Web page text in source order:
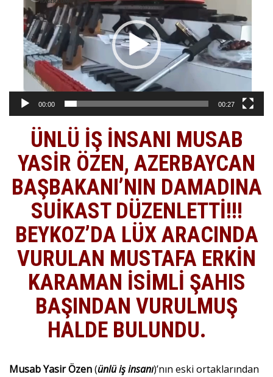
00:00 00:27
ÜNLÜ İŞ İNSANI MUSAB
YASİR ÖZEN, AZERBAYCAN
BAŞBAKANI’NIN DAMADINA
SUİKAST DÜZENLETTİ!!!
BEYKOZ’DA LÜX ARACINDA
VURULAN MUSTAFA ERKİN
KARAMAN İSİMLİ ŞAHIS
BAŞINDAN VURULMUŞ
HALDE BULUNDU.
Musab Yasir Özen(ünlü iş insanı)’nın eski ortaklarından